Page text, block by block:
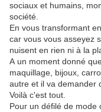
sociaux et humains,
société.
En vous transformant
car vous vous asseyez
nuisent en rien ni à la
A un moment donné
maquillage, bijoux,
autre et il va demander
Voilà c'est tout.
Pour un défilé de mode